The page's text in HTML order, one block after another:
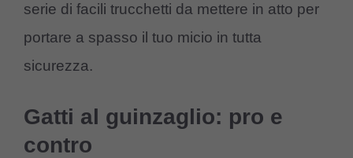
serie di facili trucchetti da mettere in atto per
portare a spasso il tuo micio in tutta
sicurezza.
Gatti al guinzaglio: pro e
contro